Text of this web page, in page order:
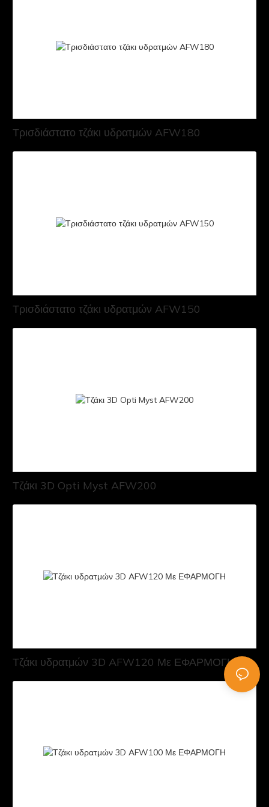
Τρισδιάστατο τζάκι υδρατμών AFW180
Τρισδιάστατο τζάκι υδρατμών AFW150
Τζάκι 3D Opti Myst AFW200
Τζάκι υδρατμών 3D AFW120 Με ΕΦΑΡΜΟΓΗ